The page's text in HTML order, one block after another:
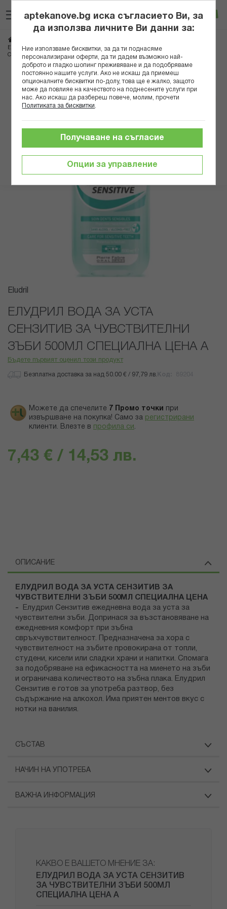
към
съдържанието
Вход
ЕЛУДРИЛ ВОДА ЗА УСТА СЕНЗИТИВ ЗА ЧУВСТВИТЕЛНИ ЗЪБИ 500МЛ
СПЕЦИАЛНА ЦЕНА A
Преминете
края
галерията
изображенията
Преминете
началото
галерия
със
снимки
Eludril
ЕЛУДРИЛ ВОДА ЗА УСТА
СЕНЗИТИВ ЗА ЧУВСТВИТЕЛНИ
ЗЪБИ 500МЛ СПЕЦИАЛНА ЦЕНА A
Бъдете първият оценил този продукт
Безплатна доставка за над 50.00 € / 97,79 лв.
Можете да спечелите 7 Промо точки
при
извършване на покупка! Само за регистрирани
клиенти. Влезте в профила си .
7,43 € / 14,53 лв.
ОПИСАНИЕ
ЕЛУДРИЛ ВОДА ЗА УСТА СЕНЗИТИВ ЗА
ЧУВСТВИТЕЛНИ ЗЪБИ 500МЛ СПЕЦИАЛНА ЦЕНА
-
Елудрил Сензитив ежедневна вода за уста за
чувствителни зъби. Допринася за възстановяване на
ежедневния комфорт при зъбна
свръхчувствителност. Предназначена за хора с
чувствителност на зъбите провокирана от топли,
студени, кисели или сладки храни и напитки. Спомага
за подобряване на ефикасността на миенето на зъби
и ограничава количеството на зъбна плака. Елудрил
Сензитив е готов за употреба разтвор, без
съдържание на алкохол. Има приятен ментов вкус с
нотки на ванилия.
СЪСТАВ
НАЧИН НА УПОТРЕБА
ВАЖНА ИНФОРМАЦИЯ
КАКВО Е ВАШЕТО МНЕНИЕ ЗА:
ЕЛУДРИЛ ВОДА ЗА УСТА СЕНЗИТИВ
ЗА ЧУВСТВИТЕЛНИ ЗЪБИ 500МЛ
СПЕЦИАЛНА ЦЕНА A
aptekanove.bg иска съгласието Ви, за
да използва личните Ви данни за:
Ние използваме бисквитки, за да ти поднасяме
персонализирани оферти, да ти дадем възможно най-
доброто и гладко шопинг преживяване и да подобряваме
постоянно нашите услуги. Ако не искаш да приемеш
опционалните бисквитки по-долу, това ще е жалко, защото
може да повлияе на качеството на поднесените услуги при
нас. Ако искаш да разбереш повече, молим, прочети
Политиката за бисквитки
Опции за управление
Получаване на съгласие